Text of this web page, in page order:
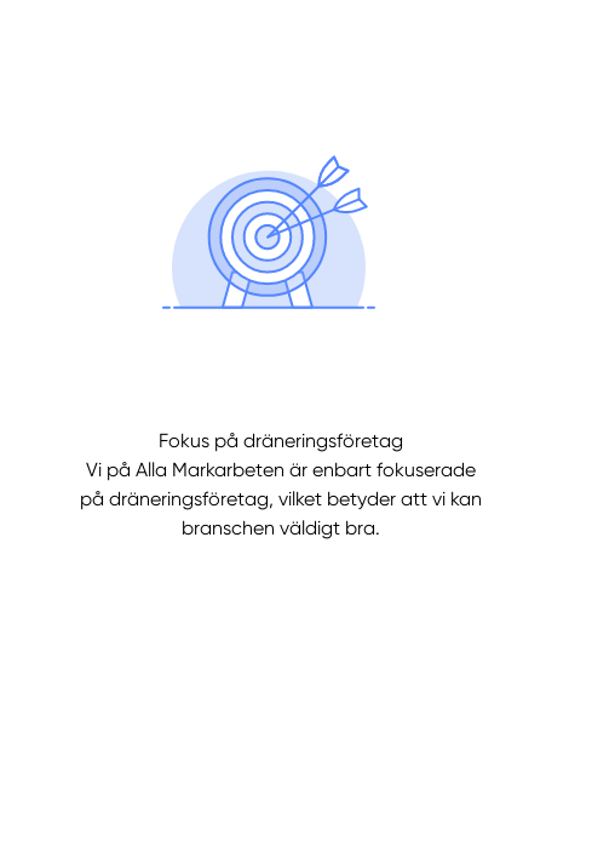
Fokus på dräneringsföretag
Vi på Alla Markarbeten är enbart fokuserade
på dräneringsföretag, vilket betyder att vi kan
branschen väldigt bra.